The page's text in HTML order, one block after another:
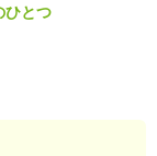
ひとつ